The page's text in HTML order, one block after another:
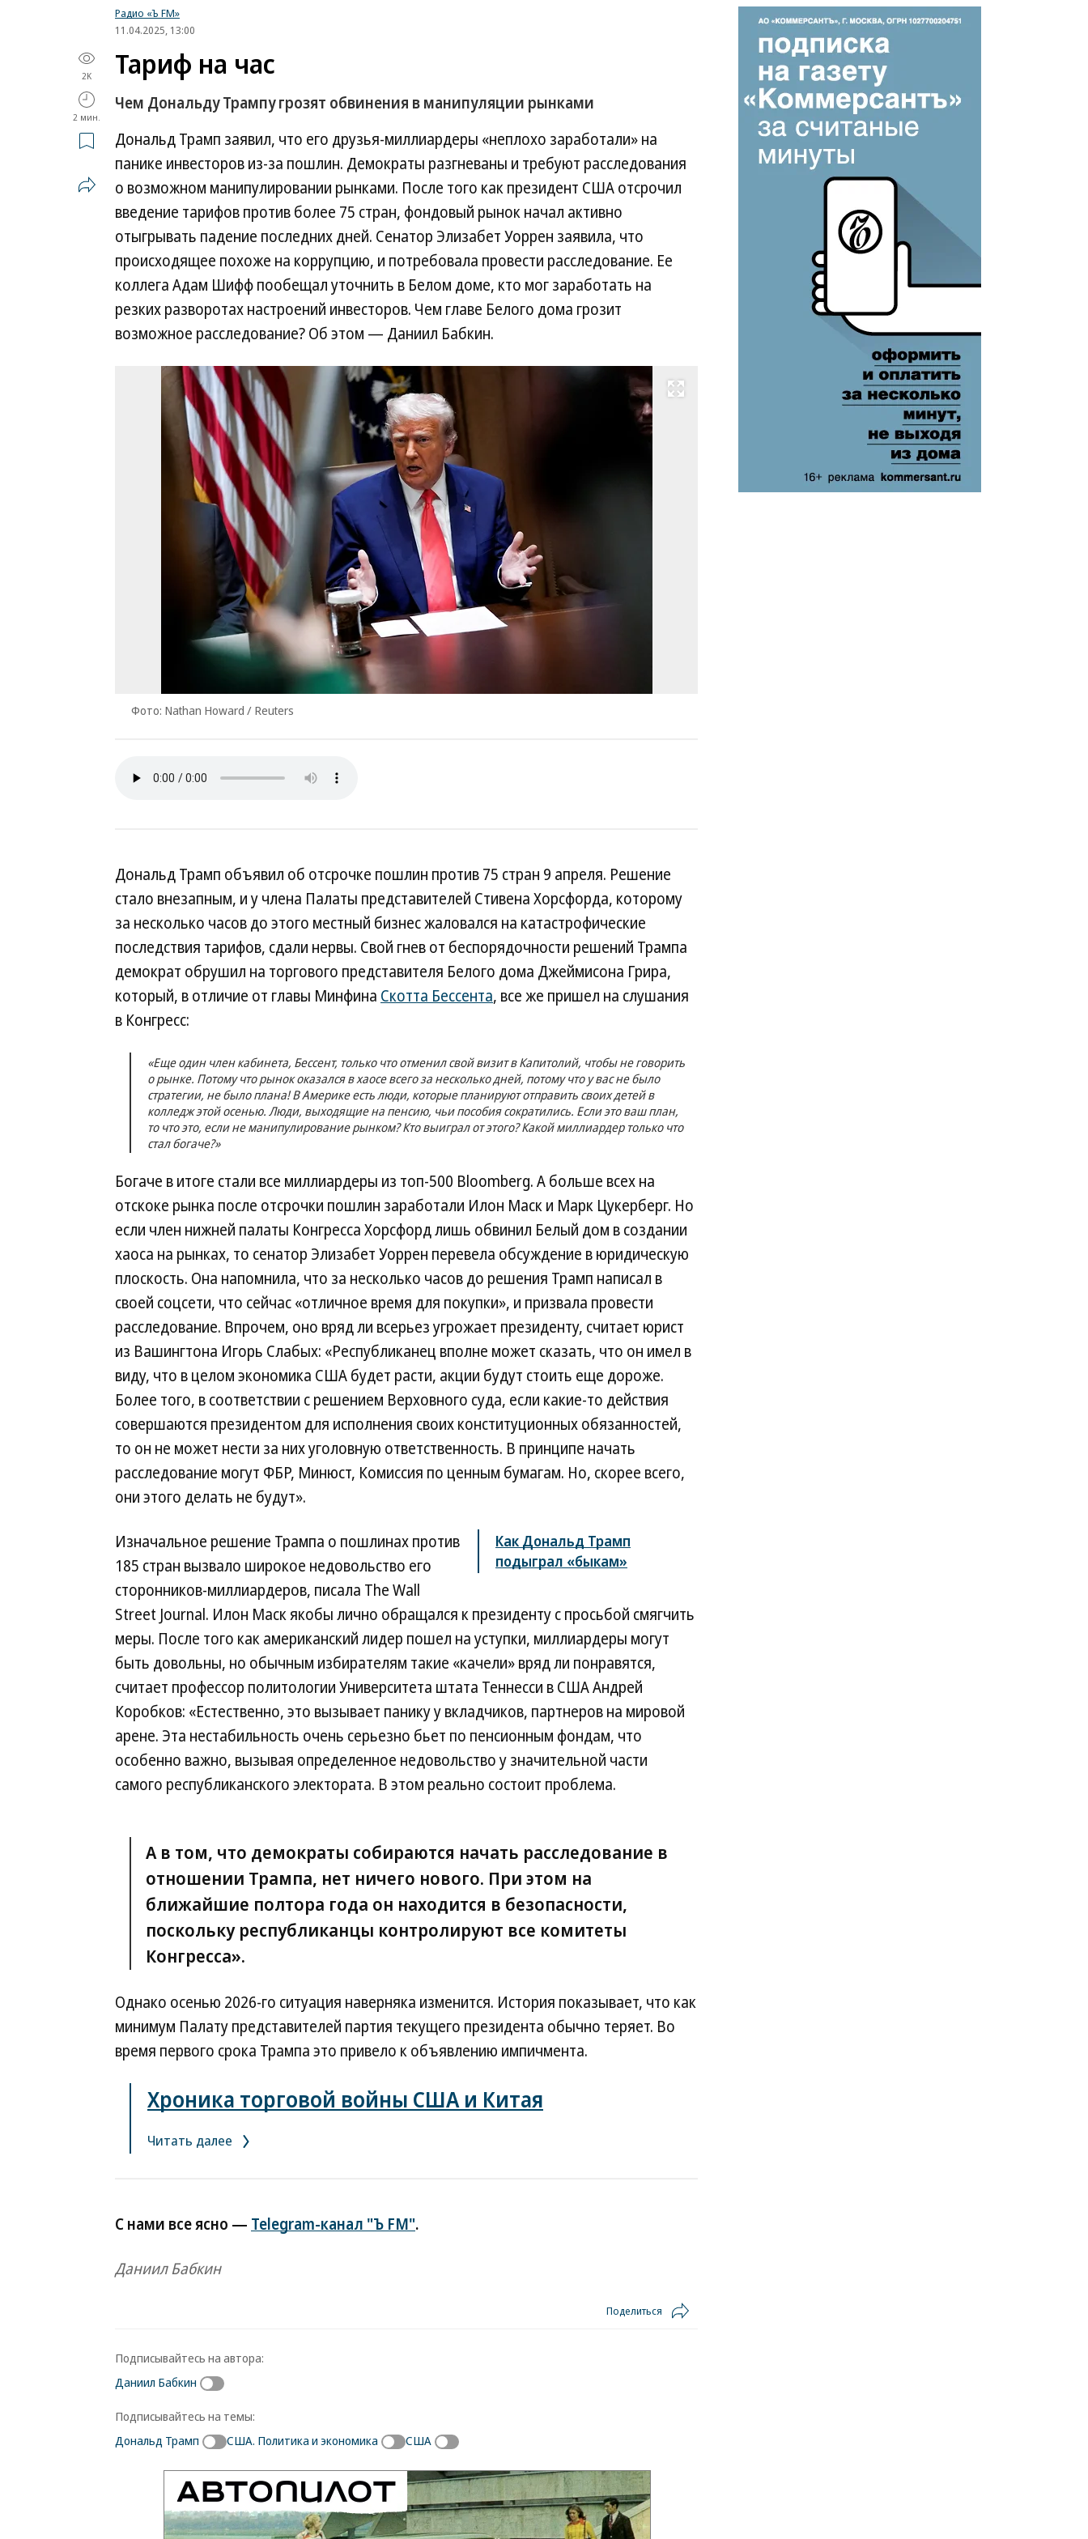
Радио «Ъ FM»
11.04.2025, 13:00
2K
2 мин.
Тариф на час
Чем Дональду Трампу грозят обвинения в манипуляции рынками
Дональд Трамп заявил, что его друзья-миллиардеры «неплохо заработали» на
панике инвесторов из-за пошлин. Демократы разгневаны и требуют расследования
о возможном манипулировании рынками. После того как президент США отсрочил
введение тарифов против более 75 стран, фондовый рынок начал активно
отыгрывать падение последних дней. Сенатор Элизабет Уоррен заявила, что
происходящее похоже на коррупцию, и потребовала провести расследование. Ее
коллега Адам Шифф пообещал уточнить в Белом доме, кто мог заработать на
резких разворотах настроений инвесторов. Чем главе Белого дома грозит
возможное расследование? Об этом — Даниил Бабкин.
Развернуть на весь экран
Фото: Nathan Howard / Reuters
Reuters
Дональд Трамп объявил об отсрочке пошлин против 75 стран 9 апреля. Решение
стало внезапным, и у члена Палаты представителей Стивена Хорсфорда, которому
за несколько часов до этого местный бизнес жаловался на катастрофические
последствия тарифов, сдали нервы. Свой гнев от беспорядочности решений Трампа
демократ обрушил на торгового представителя Белого дома Джеймисона Грира,
который, в отличие от главы Минфина Скотта Бессента, все же пришел на слушания
в Конгресс:
«Еще один член кабинета, Бессент, только что отменил свой визит в Капитолий, чтобы не говорить
о рынке. Потому что рынок оказался в хаосе всего за несколько дней, потому что у вас не было
стратегии, не было плана! В Америке есть люди, которые планируют отправить своих детей в
колледж этой осенью. Люди, выходящие на пенсию, чьи пособия сократились. Если это ваш план,
то что это, если не манипулирование рынком? Кто выиграл от этого? Какой миллиардер только что
стал богаче?»
Богаче в итоге стали все миллиардеры из топ-500 Bloomberg. А больше всех на
отскоке рынка после отсрочки пошлин заработали Илон Маск и Марк Цукерберг. Но
если член нижней палаты Конгресса Хорсфорд лишь обвинил Белый дом в создании
хаоса на рынках, то сенатор Элизабет Уоррен перевела обсуждение в юридическую
плоскость. Она напомнила, что за несколько часов до решения Трамп написал в
своей соцсети, что сейчас «отличное время для покупки», и призвала провести
расследование. Впрочем, оно вряд ли всерьез угрожает президенту, считает юрист
из Вашингтона Игорь Слабых: «Республиканец вполне может сказать, что он имел в
виду, что в целом экономика США будет расти, акции будут стоить еще дороже.
Более того, в соответствии с решением Верховного суда, если какие-то действия
совершаются президентом для исполнения своих конституционных обязанностей,
то он не может нести за них уголовную ответственность. В принципе начать
расследование могут ФБР, Минюст, Комиссия по ценным бумагам. Но, скорее всего,
они этого делать не будут».
Как Дональд Трамп
подыграл «быкам»
Изначальное решение Трампа о пошлинах против
185 стран вызвало широкое недовольство его
сторонников-миллиардеров, писала The Wall
Street Journal. Илон Маск якобы лично обращался к президенту с просьбой смягчить
меры. После того как американский лидер пошел на уступки, миллиардеры могут
быть довольны, но обычным избирателям такие «качели» вряд ли понравятся,
считает профессор политологии Университета штата Теннесси в США Андрей
Коробков: «Естественно, это вызывает панику у вкладчиков, партнеров на мировой
арене. Эта нестабильность очень серьезно бьет по пенсионным фондам, что
особенно важно, вызывая определенное недовольство у значительной части
самого республиканского электората. В этом реально состоит проблема.
А в том, что демократы собираются начать расследование в
отношении Трампа, нет ничего нового. При этом на
ближайшие полтора года он находится в безопасности,
поскольку республиканцы контролируют все комитеты
Конгресса».
Однако осенью 2026-го ситуация наверняка изменится. История показывает, что как
минимум Палату представителей партия текущего президента обычно теряет. Во
время первого срока Трампа это привело к объявлению импичмента.
Хроника торговой войны США и Китая
Читать далее
С нами все ясно — Telegram-канал "Ъ FM".
Даниил Бабкин
Поделиться
Подписывайтесь на автора:
Даниил Бабкин
Подписывайтесь на темы:
Дональд Трамп
США. Политика и экономика США